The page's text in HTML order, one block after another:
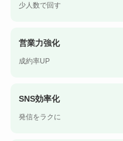
少人数で回す
営業力強化
成約率UP
SNS効率化
発信をラクに